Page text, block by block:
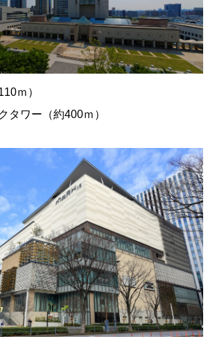
ｍ）
タワー（約400ｍ）